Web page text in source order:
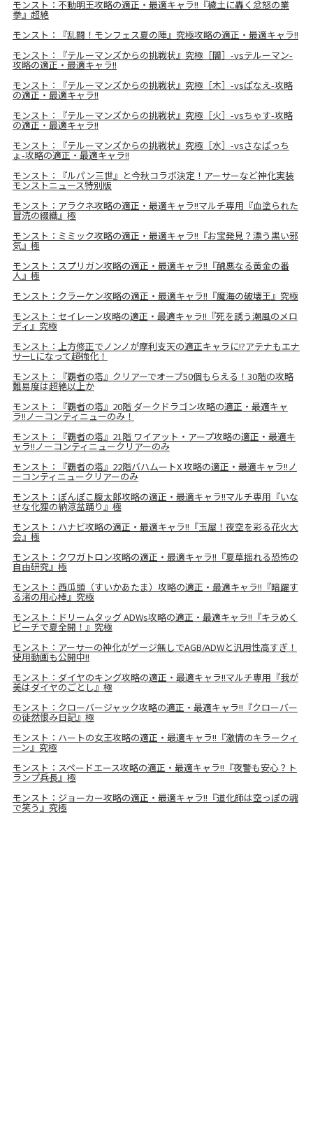
モンスト：不動明王攻略の適正・最適キャラ!!『穢土に轟く忿怒の業
拳』超絶
モンスト：『乱闘！モンフェス夏の陣』究極攻略の適正・最適キャラ!!
モンスト：『テルーマンズからの挑戦状』究極［闇］-vsテルーマン-
攻略の適正・最適キャラ!!
モンスト：『テルーマンズからの挑戦状』究極［木］-vsぱなえ-攻略
の適正・最適キャラ!!
モンスト：『テルーマンズからの挑戦状』究極［火］-vsちゃす-攻略
の適正・最適キャラ!!
モンスト：『テルーマンズからの挑戦状』究極［水］-vsさなぱっち
ょ-攻略の適正・最適キャラ!!
モンスト：『ルパン三世』と今秋コラボ決定！アーサーなど神化実装
モンストニュース特別版
モンスト：アラクネ攻略の適正・最適キャラ!!マルチ専用『血塗られた
冒涜の綴織』極
モンスト：ミミック攻略の適正・最適キャラ!!『お宝発見？漂う黒い邪
気』極
モンスト：スプリガン攻略の適正・最適キャラ!!『醜悪なる黄金の番
人』極
モンスト：クラーケン攻略の適正・最適キャラ!!『魔海の破壊王』究極
モンスト：セイレーン攻略の適正・最適キャラ!!『死を誘う潮風のメロ
ディ』究極
モンスト：上方修正でノンノが摩利支天の適正キャラに!?アテナもエナ
サーLになって超強化！
モンスト：『覇者の塔』クリアーでオーブ50個もらえる！30階の攻略
難易度は超絶以上か
モンスト：『覇者の塔』20階 ダークドラゴン攻略の適正・最適キャ
ラ!!ノーコンティニューのみ！
モンスト：『覇者の塔』21階 ワイアット・アープ攻略の適正・最適キ
ャラ!!ノーコンティニュークリアーのみ
モンスト：『覇者の塔』22階バハムートX 攻略の適正・最適キャラ!!ノ
ーコンティニュークリアーのみ
モンスト：ぽんぽこ腹太郎攻略の適正・最適キャラ!!マルチ専用『いな
せな化狸の納涼盆踊り』極
モンスト：ハナビ攻略の適正・最適キャラ!!『玉屋！夜空を彩る花火大
会』極
モンスト：クワガトロン攻略の適正・最適キャラ!!『夏草揺れる恐怖の
自由研究』極
モンスト：西瓜頭（すいかあたま）攻略の適正・最適キャラ!!『暗躍す
る渚の用心棒』究極
モンスト：ドリームタッグ ADWs攻略の適正・最適キャラ!!『キラめく
ビーチで夏全開！』究極
モンスト：アーサーの神化がゲージ無しでAGB/ADWと汎用性高すぎ！
使用動画も公開中!!
モンスト：ダイヤのキング攻略の適正・最適キャラ!!マルチ専用『我が
美はダイヤのごとし』極
モンスト：クローバージャック攻略の適正・最適キャラ!!『クローバー
の徒然恨み日記』極
モンスト：ハートの女王攻略の適正・最適キャラ!!『激情のキラークィ
ーン』究極
モンスト：スペードエース攻略の適正・最適キャラ!!『夜警も安心？ト
ランプ兵長』極
モンスト：ジョーカー攻略の適正・最適キャラ!!『道化師は空っぽの魂
で笑う』究極